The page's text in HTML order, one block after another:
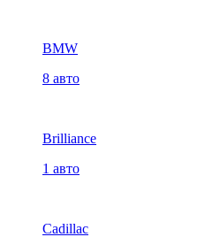
BMW
8 авто
Brilliance
1 авто
Cadillac